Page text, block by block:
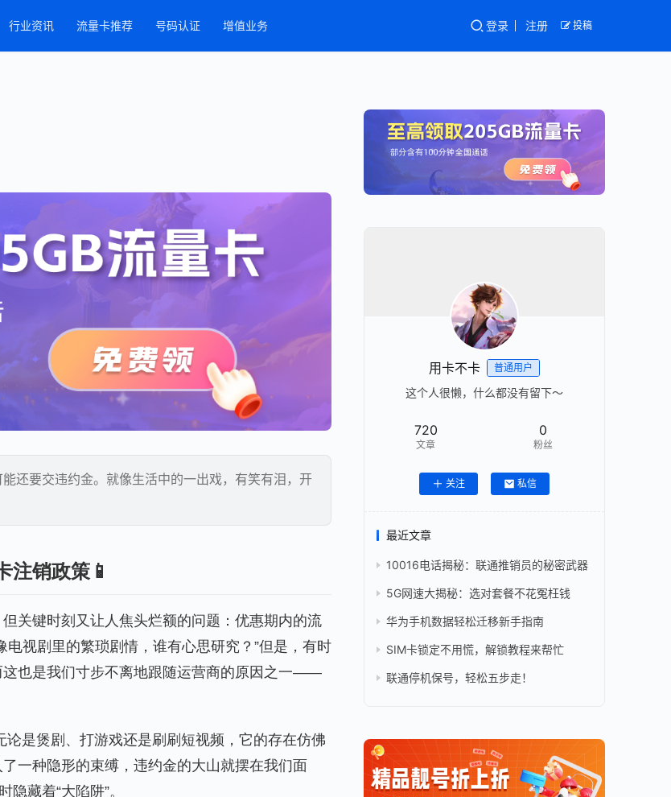
行业资讯 流量卡推荐 号码认证 增值业务 登录 注册 投稿
还要交违约金。就像生活中的一出戏，有笑有泪，开
注销政策📱
关键时刻又让人焦头烂额的问题：优惠期内的流
视剧里的繁琐剧情，谁有心思研究？”但是，有时
也是我们寸步不离地跟随运营商的原因之一——
是煲剧、打游戏还是刷刷短视频，它的存在仿佛
一种隐形的束缚，违约金的大山就摆在我们面
藏着“大陷阱”。
用卡不卡 普通用户
这个人很懒，什么都没有留下～
720
文章
0
粉丝
关注 私信
最近文章
10016电话揭秘：联通推销员的秘密武器
5G网速大揭秘：选对套餐不花冤枉钱
华为手机数据轻松迁移新手指南
SIM卡锁定不用慌，解锁教程来帮忙
联通停机保号，轻松五步走！